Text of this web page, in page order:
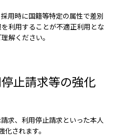
用時に国籍等特定の属性で差別
利用することが不適正利用とな
解ください。
止請求等の強化
求、利用停止請求といった本人
されます。